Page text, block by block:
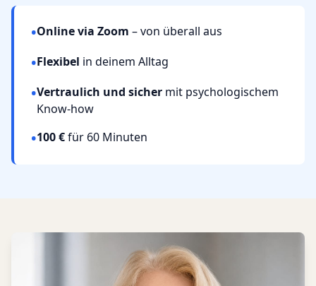
•Online via Zoom – von überall aus
•Flexibel in deinem Alltag
•Vertraulich und sicher mit psychologischem
Know-how
•100 €für 60 Minuten